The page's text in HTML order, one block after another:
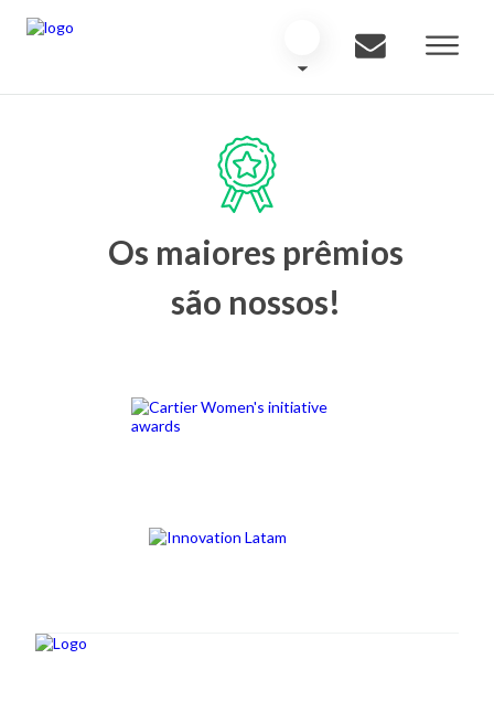
Os maiores prêmios
são nossos!